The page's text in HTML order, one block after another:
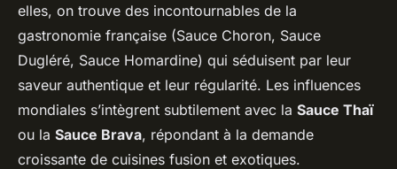
elles, on trouve des incontournables de la
gastronomie française (Sauce Choron, Sauce
Dugléré, Sauce Homardine) qui séduisent par leur
saveur authentique et leur régularité. Les influences
mondiales s’intègrent subtilement avec la Sauce Thaï
ou la Sauce Brava, répondant à la demande
croissante de cuisines fusion et exotiques.